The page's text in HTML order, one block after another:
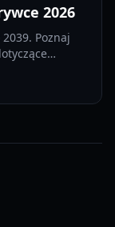
2026
Poznaj